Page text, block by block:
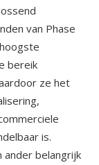
van Phase
bereik
ze het
is.
ander belangrijk